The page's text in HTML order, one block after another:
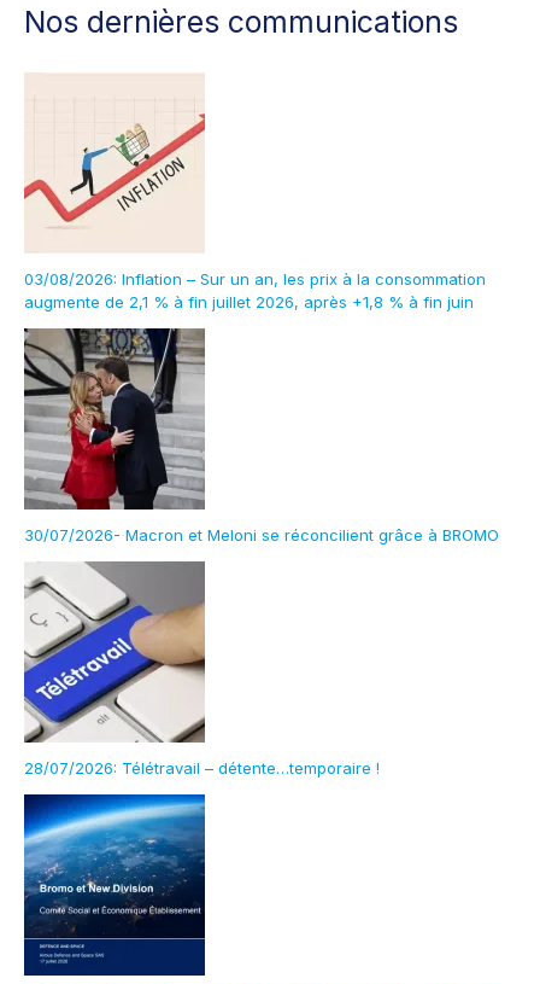
Nos dernières communications
03/08/2026: Inflation – Sur un an, les prix à la consommation
augmente de 2,1 % à fin juillet 2026, après +1,8 % à fin juin
30/07/2026- Macron et Meloni se réconcilient grâce à BROMO
28/07/2026: Télétravail – détente…temporaire !